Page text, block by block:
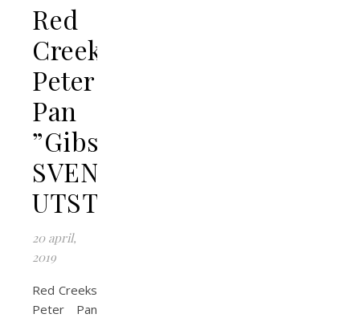
Red
Creeks
Peter
Pan
”Gibson”
SVENSK
20 april,
2019
Red Creeks
Peter Pan